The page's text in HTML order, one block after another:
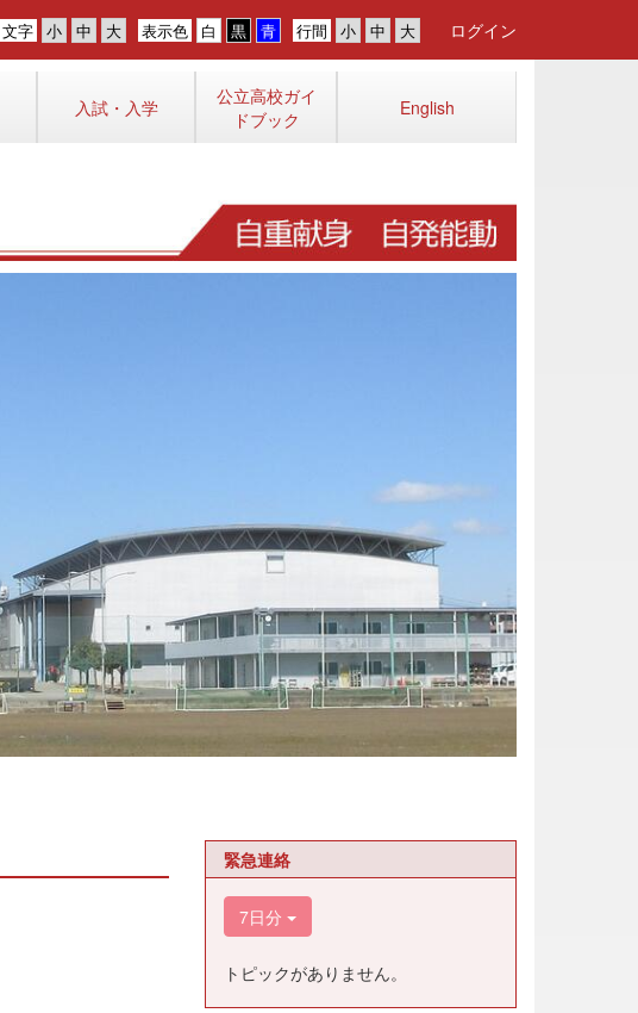
行間
表示色
文字 ログイン
入試・入学
公立高校ガイ
ドブック
English
緊急連絡
7日分
トピックがありません。